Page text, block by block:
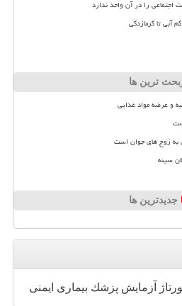
را در آن واحد ندارد
آبی تا گرمازدگی
ترین ها
و عرضه مواد غذایی
سینه
جدیدترین ها
آزمایش پزشك بیماری ایمنی